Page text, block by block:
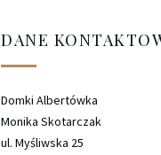
DANE
Domki Albertówka
Monika Skotarczak
ul. Myśliwska 25